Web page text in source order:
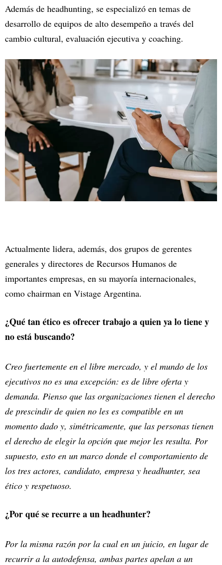
Además de headhunting, se especializó en temas de
desarrollo de equipos de alto desempeño a través del
cambio cultural, evaluación ejecutiva y coaching.
Actualmente lidera, además, dos grupos de gerentes
generales y directores de Recursos Humanos de
importantes empresas, en su mayoría internacionales,
como chairman en Vistage Argentina.
¿Qué tan ético es ofrecer trabajo a quien ya lo tiene y
no está buscando?
Creo fuertemente en el libre mercado, y el mundo de los
ejecutivos no es una excepción: es de libre oferta y
demanda. Pienso que las organizaciones tienen el derecho
de prescindir de quien no les es compatible en un
momento dado y, simétricamente, que las personas tienen
el derecho de elegir la opción que mejor les resulta. Por
supuesto, esto en un marco donde el comportamiento de
los tres actores, candidato, empresa y headhunter, sea
ético y respetuoso.
¿Por qué se recurre a un headhunter?
Por la misma razón por la cual en un juicio, en lugar de
recurrir a la autodefensa, ambas partes apelan a un